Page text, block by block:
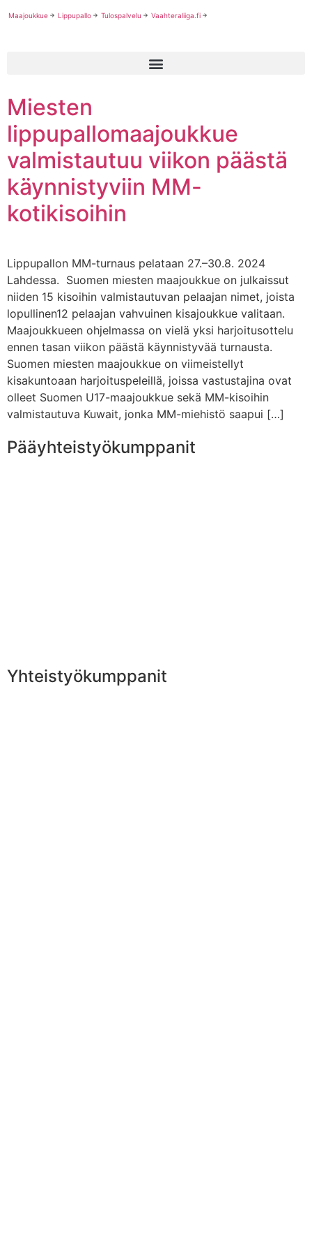
Maajoukkue Lippupallo Tulospalvelu Vaahteraliiga.fi
Miesten
lippupallomaajoukkue
valmistautuu viikon päästä
käynnistyviin MM-
kotikisoihin
Lippupallon MM-turnaus pelataan 27.–30.8. 2024
Lahdessa. Suomen miesten maajoukkue on julkaissut
niiden 15 kisoihin valmistautuvan pelaajan nimet, joista
lopullinen12 pelaajan vahvuinen kisajoukkue valitaan.
Maajoukkueen ohjelmassa on vielä yksi harjoitusottelu
ennen tasan viikon päästä käynnistyvää turnausta.
Suomen miesten maajoukkue on viimeistellyt
kisakuntoaan harjoituspeleillä, joissa vastustajina ovat
olleet Suomen U17-maajoukkue sekä MM-kisoihin
valmistautuva Kuwait, jonka MM-miehistö saapui […]
Pääyhteistyökumppanit
Yhteistyökumppanit